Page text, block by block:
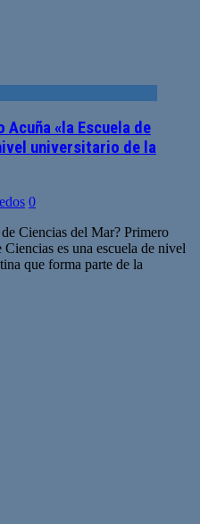
«la Escuela de
universitario de la
0
Ciencias del Mar? Primero
es una escuela de nivel
que forma parte de la